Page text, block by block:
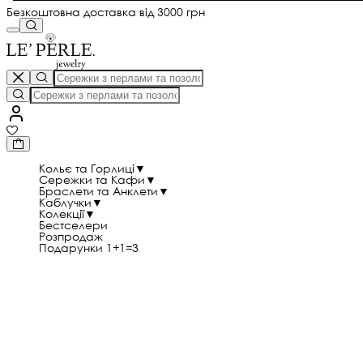
Безкоштовна доставка від 3000 грн
Кольє та Горлиці ▼
Сережки та Кафи ▼
Браслети та Анклети ▼
Каблучки ▼
Колекції▼
Бестселери
Розпродаж
Подарунки 1+1=3